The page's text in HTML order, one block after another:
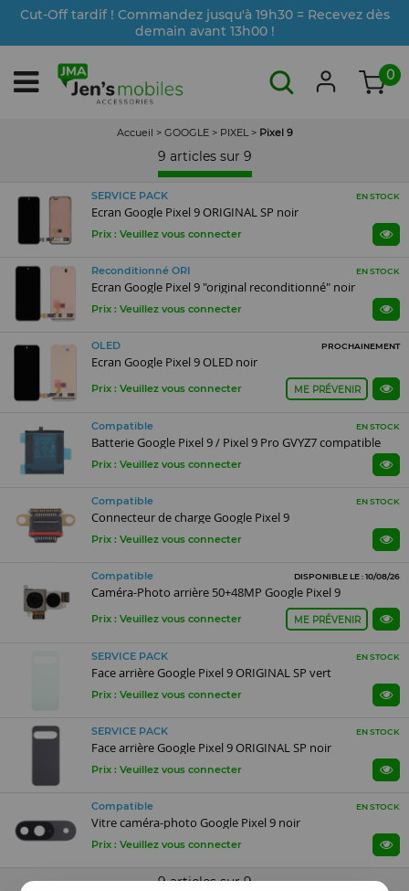
Cut-Off tardif ! Commandez jusqu'à 19h30 = Recevez dès
demain avant 13h00 !
0
Accueil > GOOGLE > PIXEL > Pixel 9
9 articles sur 9
SERVICE PACK EN STOCK
Ecran Google Pixel 9 ORIGINAL SP noir
Prix : Veuillez vous connecter
Reconditionné ORI EN STOCK
Ecran Google Pixel 9 "original reconditionné" noir
Prix : Veuillez vous connecter
OLED PROCHAINEMENT
Ecran Google Pixel 9 OLED noir
Prix : Veuillez vous connecter ME PRÉVENIR
Compatible EN STOCK
Batterie Google Pixel 9 / Pixel 9 Pro GVYZ7 compatible
Prix : Veuillez vous connecter
Compatible EN STOCK
Connecteur de charge Google Pixel 9
Prix : Veuillez vous connecter
Compatible DISPONIBLE LE : 10/08/26
Caméra-Photo arrière 50+48MP Google Pixel 9
Prix : Veuillez vous connecter ME PRÉVENIR
SERVICE PACK EN STOCK
Face arrière Google Pixel 9 ORIGINAL SP vert
Prix : Veuillez vous connecter
SERVICE PACK EN STOCK
Face arrière Google Pixel 9 ORIGINAL SP noir
Prix : Veuillez vous connecter
Compatible EN STOCK
Vitre caméra-photo Google Pixel 9 noir
Prix : Veuillez vous connecter
9 articles sur 9